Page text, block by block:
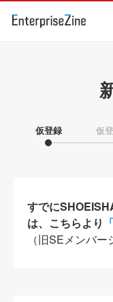
仮登録 仮
すでに
は、こちらより
（旧SEメンバー